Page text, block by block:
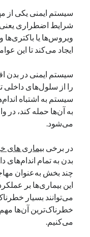
ژانویه 2026
دسامبر 2025
نوامبر 2025
ژوئن 2025
می 2025
آوریل 2025
دسامبر 2024
اکتبر 2024
سپتامبر 2024
آگوست 2024
جولای 2024
سیستم ایمنی یکی از
شرایط اضطراری یعنی
ویروس‌ها یا
ایجاد می‌کند تا این
سیستم ایمنی در بدن
را از سلول‌های
سیستم به اشتباه
به آن‌ها حمله کند، در
می‌شود.
در برخی بیماری های
بدن به تمام اندام‌های
چند بخش به‌عنوان
این بیماری‌ها بر
می‌توانند بسیار
خطرناک‌ترین آن‌ها
می‌کنیم.